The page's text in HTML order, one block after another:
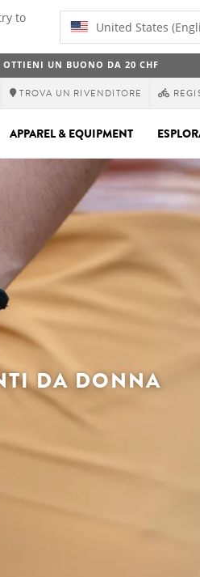
to
United States
OTTIENI UN BUONO DA 20 CHF
TROVA UN RIVENDITORE
APPAREL & EQUIPMENT
DA DONNA